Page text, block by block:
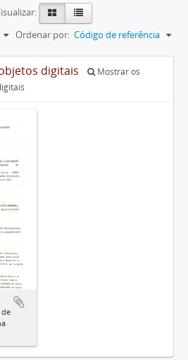
Ordenar por: Código de referência
digitais
Mostrar os